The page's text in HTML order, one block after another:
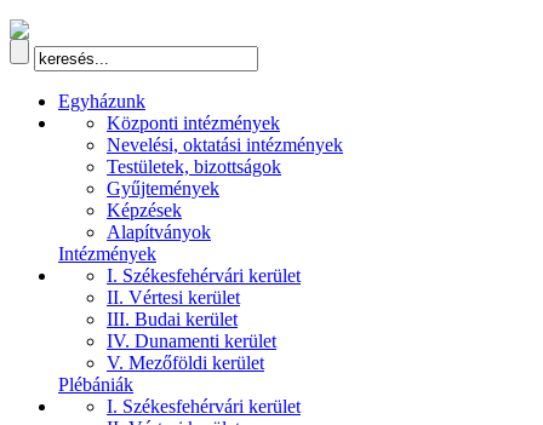
Egyházunk
Központi intézmények
Nevelési, oktatási intézmények
Testületek, bizottságok
Gyűjtemények
Képzések
Alapítványok
Intézmények
I. Székesfehérvári kerület
II. Vértesi kerület
III. Budai kerület
IV. Dunamenti kerület
V. Mezőföldi kerület
Plébániák
I. Székesfehérvári kerület